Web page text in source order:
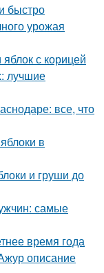
быстро
урожая
с корицей
лучшие
все, что
в
и груши до
самые
время года
описание